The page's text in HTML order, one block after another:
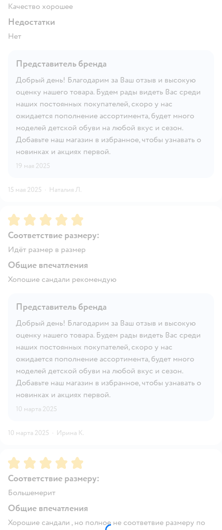
Качество хорошее
Недостатки
Нет
Представитель бренда
Добрый день! Благодарим за Ваш отзыв и высокую
оценку нашего товара. Будем рады видеть Вас среди
наших постоянных покупателей, скоро у нас
ожидается пополнение ассортимента, будет много
моделей детской обуви на любой вкус и сезон.
Добавьте наш магазин в избранное, чтобы узнавать о
новинках и акциях первой.
19 мая 2025
15 мая 2025 · Наталия Л.
Рейтинг:5
Соответствие размеру:
Идёт размер в размер
Общие впечатления
Хопошие сандали рекомендую
Представитель бренда
Добрый день! Благодарим за Ваш отзыв и высокую
оценку нашего товара. Будем рады видеть Вас среди
наших постоянных покупателей, скоро у нас
ожидается пополнение ассортимента, будет много
моделей детской обуви на любой вкус и сезон.
Добавьте наш магазин в избранное, чтобы узнавать о
новинках и акциях первой.
10 марта 2025
10 марта 2025 · Ирина К.
Рейтинг:5
Соответствие размеру:
Большемерит
Общие впечатления
Хорошие сандали , но полное не соответвие размеру по